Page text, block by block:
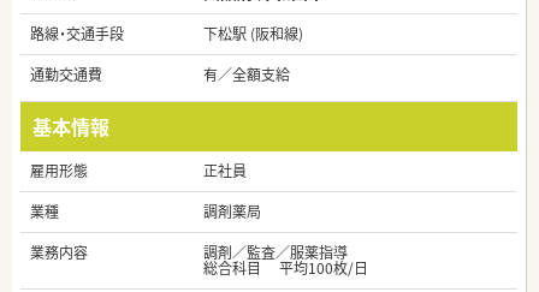
路線・交通手段
下松駅 (阪和線)
通勤交通費
有／全額支給
基本情報
雇用形態
正社員
業種
調剤薬局
業務内容
調剤／監査／服薬指導
総合科目 平均100枚/日